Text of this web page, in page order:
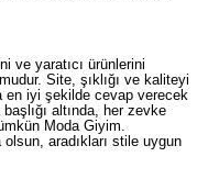
ve yaratıcı ürünlerini
Site, şıklığı ve kaliteyi
en iyi şekilde cevap verecek
altında, her zevke
Moda Giyim.
aradıkları stile uygun